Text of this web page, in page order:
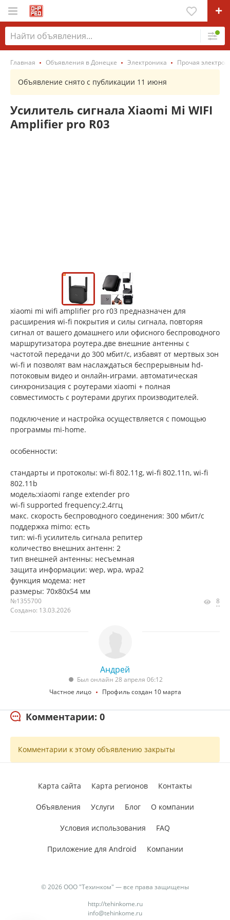
Главная Объявления в Донецке Электроника Прочая
Объявление снято с публикации 11 июня
Усилитель сигнала Xiaomi Mi WIFI
Amplifier pro R03
xiaomi mi wifi amplifier pro r03 предназначен для
расширения wi-fi покрытия и силы сигнала, повторяя
сигнал от вашего домашнего или офисного беспроводного
маршрутизатора роутера.две внешние антенны с
частотой передачи до 300 мбит/с, избавят от мертвых зон
wi-fi и позволят вам наслаждаться беспрерывным hd-
потоковым видео и онлайн-играми. автоматическая
синхронизация с роутерами xiaomi + полная
совместимость с роутерами других производителей.
подключение и настройка осуществляется с помощью
программы mi-home.
особенности:
стандарты и протоколы: wi-fi 802.11g, wi-fi 802.11n, wi-fi
802.11b
модель:xiaomi range extender pro
wi-fi supported frequency:2.4ггц
макс. скорость беспроводного соединения: 300 мбит/с
поддержка mimo: есть
тип: wi-fi усилитель сигнала репитер
количество внешних антенн: 2
тип внешней антенны: несъемная
защита информации: wep, wpa, wpa2
функция модема: нет
размеры: 70х80х54 мм
№1355700
Создано: 13.03.2026
8
Андрей
Был онлайн 28 апреля 06:12
Частное лицо
Профиль создан 10 марта
Комментарии: 0
Комментарии к этому объявлению закрыты
© 2026 ООО "Техинком" — все права защищены
http://tehinkome.ru
info@tehinkome.ru
Карта сайта Карта регионов Контакты
Объявления Услуги Блог О компании
Условия использования FAQ
Приложение для Android Компании